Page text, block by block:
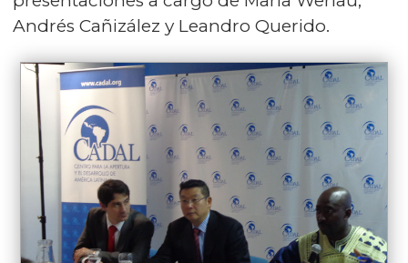
Andrés Cañizález y Leandro Querido.